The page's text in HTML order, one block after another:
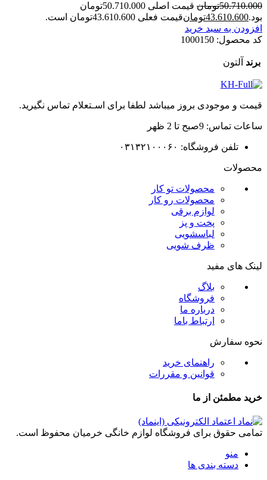
50.710.000تومان
قیمت اصلی 50.710.000تومان
بود.43.610.600تومانقیمت فعلی 43.610.600تومان است.
افزودن به سبد خرید
کد محصول: 1000150
برند آلتون
قیمت و موجودی بروز میباشد لطفا برای اسـتعلام تماس نگیرید.
ساعات تماس: 9صبح تا 2 ظهر
تلفن فروشگاه: ۰۳۱۳۲۱۰۰۰۶۰
محصولات
محصولات تو کار
محصولات رو کار
لوازم برقی
پخت و پز
لباسشویی
ظرف شویی
لینک های مفید
بلاگ
فروشگاه
درباره ما
ارتباط باما
نحوه سفارش
راهنمای خرید
قوانین و مقررات
خرید مطمئن از ما
تمامی حقوق برای فروشگاه لوازم خانگی خرمیان محفوظ است.
منو
دسته بندی ها